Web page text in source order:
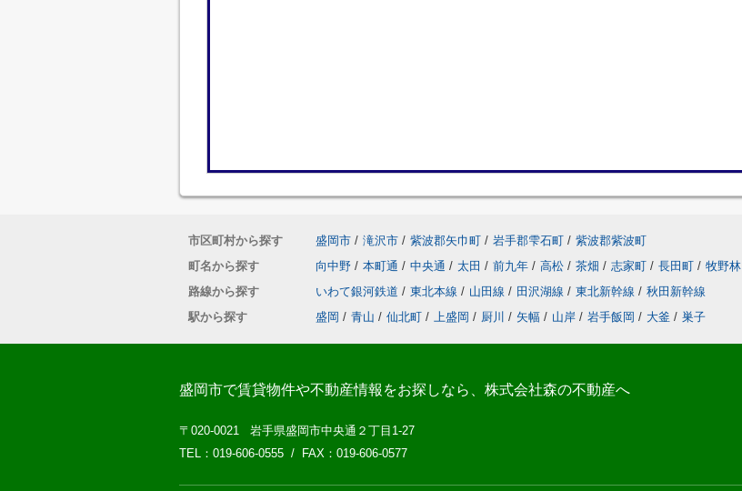
市区町村から探す 盛岡市 / 滝沢市 / 紫波郡矢巾町 / 岩手郡雫石町 / 紫波郡紫波町
町名から探す
向中野 / 本町通 / 中央通 / 太田 / 前九年 / 高松 / 茶畑 / 志家町 / 長田町 / 牧野林
路線から探す
いわて銀河鉄道 / 東北本線 / 山田線 / 田沢湖線 / 東北新幹線 / 秋田新幹線
駅から探す
盛岡 / 青山 / 仙北町 / 上盛岡 / 厨川 / 矢幅 / 山岸 / 岩手飯岡 / 大釜 / 巣子
盛岡市で賃貸物件や不動産情報をお探しなら、株式会社森の不動産へ
〒020-0021 岩手県盛岡市中央通２丁目1-27
TEL：019-606-0555 / FAX：019-606-0577